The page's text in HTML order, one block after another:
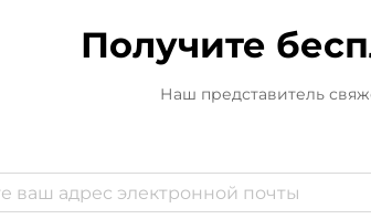
Получите
Наш представитель